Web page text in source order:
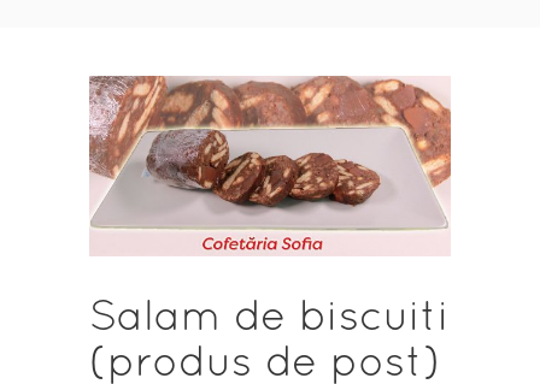
Salam de biscuiti
(produs de post)